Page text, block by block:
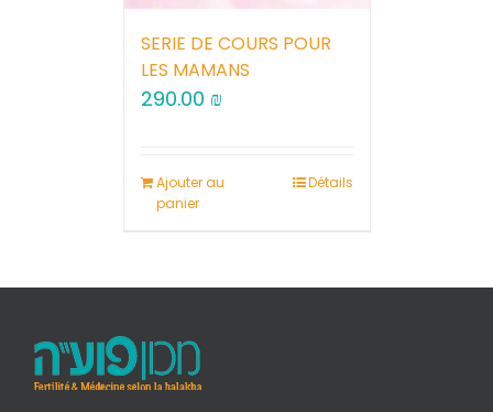
SERIE DE COURS POUR
LES MAMANS
290.00 ₪
Ajouter au
panier
Détails